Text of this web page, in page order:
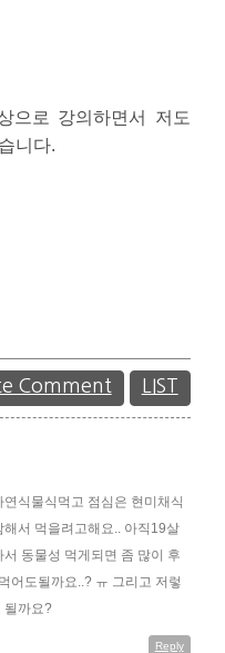
으로 강의하면서 저도
니다.
Comment LIST
식물식먹고 점심은 현미채식
서 먹을려고해요.. 아직19살
동물성 먹게되면 좀 많이 후
어도될까요..? ㅠ 그리고 저렇
될까요?
Reply